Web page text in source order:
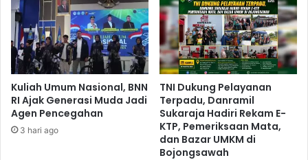
Kuliah Umum Nasional, BNN
RI Ajak Generasi Muda Jadi
Agen Pencegahan
3 hari ago
TNI Dukung Pelayanan
Terpadu, Danramil
Sukaraja Hadiri Rekam E-
KTP, Pemeriksaan Mata,
dan Bazar UMKM di
Bojongsawah